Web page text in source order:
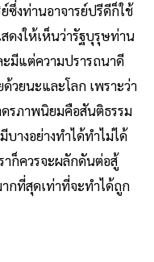
ซึ่งท่านอาจารย์ปรีดีก็ใช้
ดงให้เห็นว่ารัฐบุรุษท่าน
มีแต่ความปรารถนาดี
วยนะและโลก เพราะว่า
รภาพนิยมคือสันติธรรม
างอย่างทำได้ทำไม่ได้
าก็ควรจะผลักดันต่อสู้
กที่สุดเท่าที่จะทำได้ถูก